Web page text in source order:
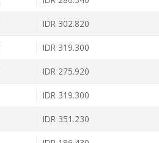
IDR 302.820
IDR 319.300
IDR 275.920
IDR 319.300
IDR 351.230